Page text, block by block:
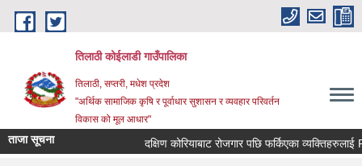
Skip to main content
तिलाठी कोईलाडी गाउँपालिका
तिलाठी, सप्तरी, मधेश प्रदेश
"अर्थिक सामाजिक कृषि र पूर्वाधार सुशासन र व्यवहार परिवर्तन
विकास को मूल आधार"
ताजा सूचना दक्षिण कोरियाबाट रोजगार पछि फर्किएका